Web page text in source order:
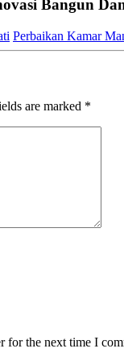
Bangun
Perbaikan Kamar
are marked *
for the next time I